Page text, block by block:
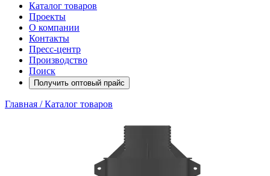
Каталог товаров
Проекты
О компании
Контакты
Пресс-центр
Производство
Поиск
Получить оптовый прайс
Главная /Каталог товаров